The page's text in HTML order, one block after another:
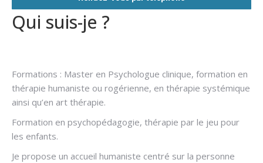
Qui suis-je ?
Formations : Master en Psychologue clinique, formation en
thérapie humaniste ou rogérienne, en thérapie systémique
ainsi qu’en art thérapie.
Formation en psychopédagogie, thérapie par le jeu pour
les enfants.
Je propose un accueil humaniste centré sur la personne